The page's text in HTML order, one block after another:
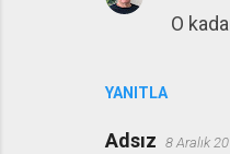
YANITLA
O
Adsız 8 Aralık